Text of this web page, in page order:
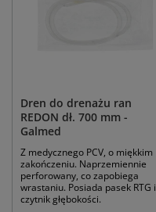
Dren do drenażu ran
REDON dł. 700 mm -
Galmed
Z medycznego PCV, o miękkim
zakończeniu. Naprzemiennie
perforowany, co zapobiega
wrastaniu. Posiada pasek RTG i
czytnik głębokości.